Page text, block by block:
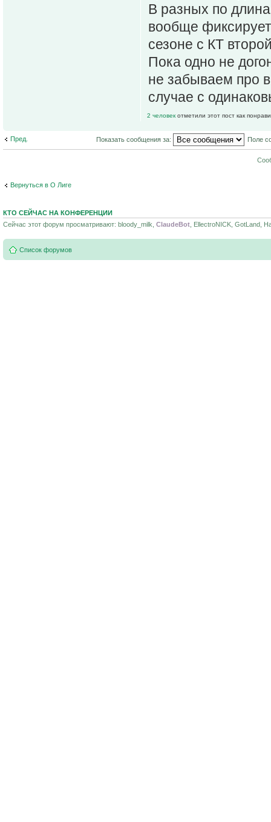
В разных по
вообще
сезоне с КТ
Пока одно не
не забываем про
случае с
2 человек отметили этот пост как
Пред. Показать сообщения за: Поле
Вернуться в О Лиге
КТО СЕЙЧАС НА КОНФЕРЕНЦИИ
Сейчас этот форум просматривают: bloody_milk, ClaudeBot , EllectroNICK, GotLand,
Список форумов